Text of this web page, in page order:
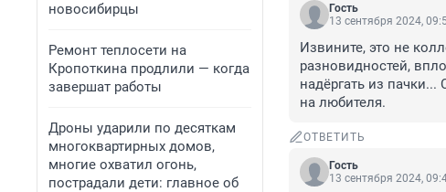
новосибирцы
Ремонт теплосети на
Кропоткина продлили — когда
завершат работы
Дроны ударили по десяткам
многоквартирных домов,
многие охватил огонь,
пострадали дети: главное об
Гость
13 сентября 2024,
Извините, это не
разновидностей,
надёргать из
на любителя.
ОТВЕТИТЬ
Гость
13 сентября 2024,